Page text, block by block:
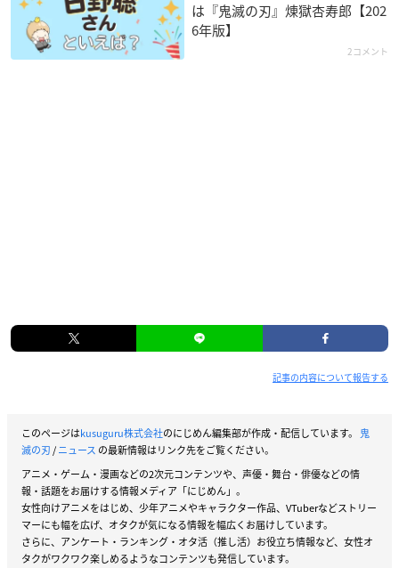
は『鬼滅の刃』煉󠄁獄杏寿郎【202
6年版】
2コメント
記事の内容について報告する
このページはkusuguru株式会社のにじめん編集部が作成・配信しています。 鬼
滅の刃/ニュース の最新情報はリンク先をご覧ください。
アニメ・ゲーム・漫画などの2次元コンテンツや、声優・舞台・俳優などの情
報・話題をお届けする情報メディア「にじめん」。
女性向けアニメをはじめ、少年アニメやキャラクター作品、VTuberなどストリー
マーにも幅を広げ、オタクが気になる情報を幅広くお届けしています。
さらに、アンケート・ランキング・オタ活（推し活）お役立ち情報など、女性オ
タクがワクワク楽しめるようなコンテンツも発信しています。